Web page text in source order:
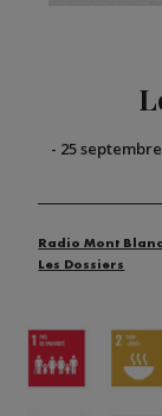
- 25
Radio Mont Blanc
Les Dossiers